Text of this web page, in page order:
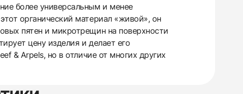
более универсальным и менее
органический материал «живой», он
пятен и микротрещин на поверхности
цену изделия и делает его
& Arpels, но в отличие от многих других